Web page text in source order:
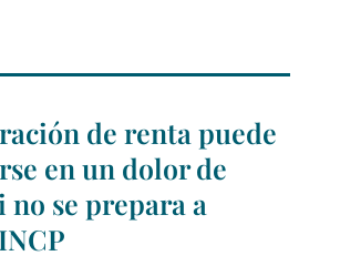
de renta puede
en un dolor de
no se prepara a